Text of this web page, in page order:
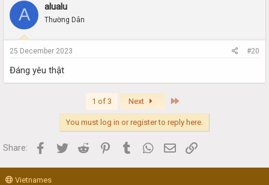
A alualu
Thường Dân
25 December 2023 #20
Đáng yêu thật
1 of 3 Next
You must log in or register to reply here.
Share: Facebook
Twitter Reddit PinterestTumblr WhatsApp
Email
Vietnames